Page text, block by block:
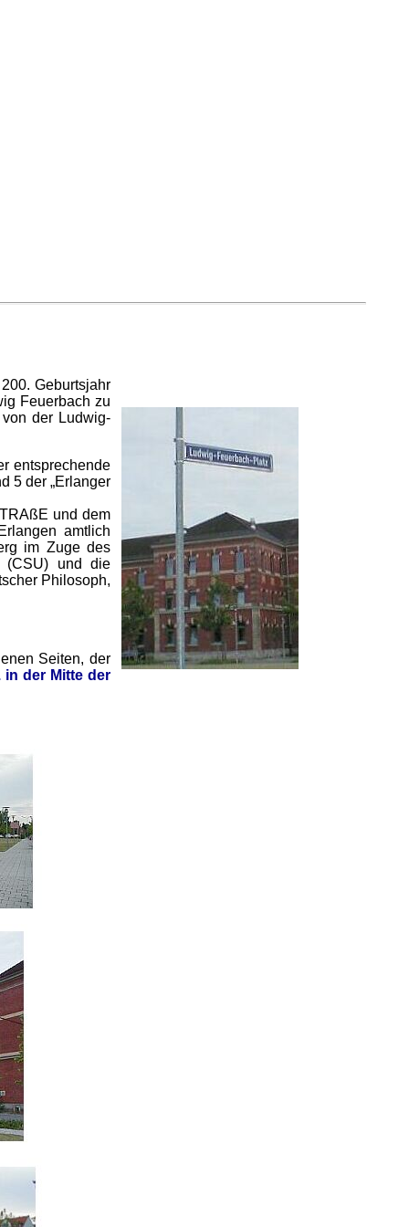
Geburtsjahr
Feuerbach zu
der Ludwig-
entsprechende
5 der „Erlanger
und dem
amtlich
im Zuge des
(CSU) und die
Philosoph,
Seiten, der
in der Mitte der